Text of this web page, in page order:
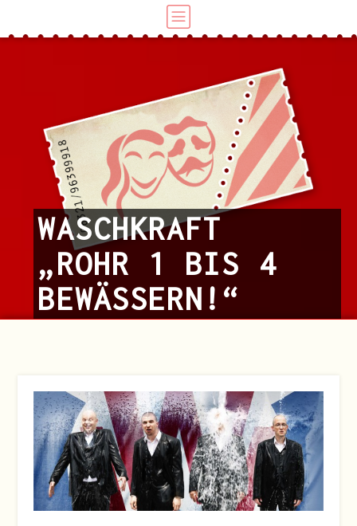
WASCHKRAFT
„ROHR 1 BIS 4
BEWÄSSERN!“